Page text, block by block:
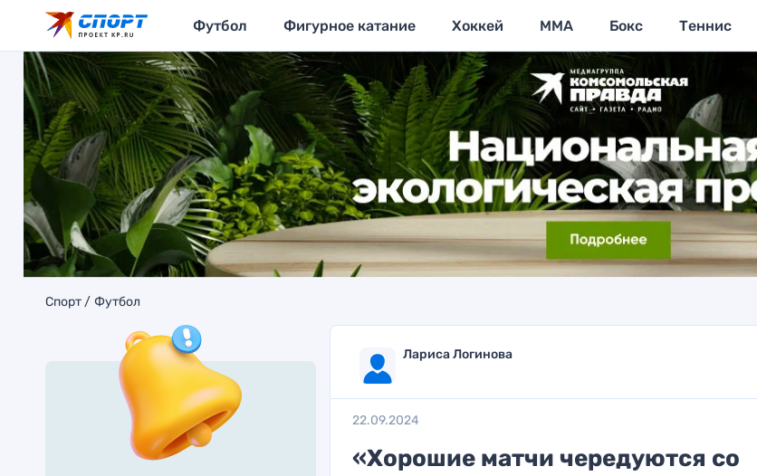
Футбол Фигурное катание Хоккей MMA Бокс Теннис
Спорт Футбол
Лариса Логинова
22.09.2024
«Хорошие матчи чередуются со